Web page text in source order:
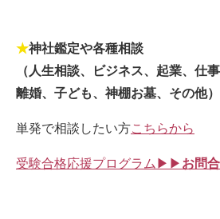
★神社鑑定や各種相談
（人生相談、ビジネス、起業、仕
離婚、子ども、神棚お墓、その他）
単発で相談したい方こちらから
受験合格応援プログラム▶▶ お問